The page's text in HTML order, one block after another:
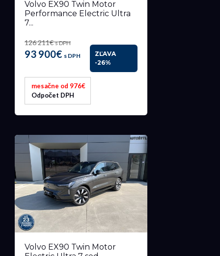
Volvo EX90 Twin Motor
Performance Electric Ultra
7...
126 211€s DPH
93 900€ s DPH
ZĽAVA
-26%
mesačne od 976€
Odpočet DPH
Volvo EX90 Twin Motor